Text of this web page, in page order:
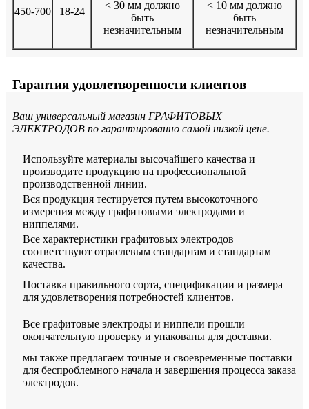
450-700 18-24
< 30 мм должно
быть
незначительным
< 10 мм должно
быть
незначительным
Гарантия удовлетворенности клиентов
Ваш универсальный магазин ГРАФИТОВЫХ
ЭЛЕКТРОДОВ по гарантированно самой низкой цене.
Используйте материалы высочайшего качества и
производите продукцию на профессиональной
производственной линии.
Вся продукция тестируется путем высокоточного
измерения между графитовыми электродами и
ниппелями.
Все характеристики графитовых электродов
соответствуют отраслевым стандартам и стандартам
качества.
Поставка правильного сорта, спецификации и размера
для удовлетворения потребностей клиентов.
Все графитовые электроды и ниппели прошли
окончательную проверку и упакованы для доставки.
мы также предлагаем точные и своевременные поставки
для беспроблемного начала и завершения процесса заказа
электродов.